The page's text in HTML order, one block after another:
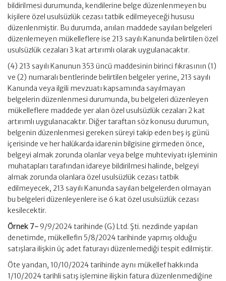
bildirilmesi durumunda, kendilerine belge düzenlenmeyen bu
kişilere özel usulsüzlük cezası tatbik edilmeyeceği hususu
düzenlenmiştir. Bu durumda, anılan maddede sayılan belgeleri
düzenlemeyen mükelleflere ise 213 sayılı Kanunda belirtilen özel
usulsüzlük cezaları 3 kat artırımlı olarak uygulanacaktır.
(4) 213 sayılı Kanunun 353 üncü maddesinin birinci fıkrasının (1)
ve (2) numaralı bentlerinde belirtilen belgeler yerine, 213 sayılı
Kanunda veya ilgili mevzuatı kapsamında sayılmayan
belgelerin düzenlenmesi durumunda, bu belgeleri düzenleyen
mükelleflere maddede yer alan özel usulsüzlük cezaları 2 kat
artırımlı uygulanacaktır. Diğer taraftan söz konusu durumun,
belgenin düzenlenmesi gereken süreyi takip eden beş iş günü
içerisinde ve her halükarda idarenin bilgisine girmeden önce,
belgeyi almak zorunda olanlar veya belge muhteviyatı işleminin
muhatapları tarafından idareye bildirilmesi halinde, belgeyi
almak zorunda olanlara özel usulsüzlük cezası tatbik
edilmeyecek, 213 sayılı Kanunda sayılan belgelerden olmayan
bu belgeleri düzenleyenlere ise 6 kat özel usulsüzlük cezası
kesilecektir.
Örnek 7-9/9/2024 tarihinde (G) Ltd. Şti. nezdinde yapılan
denetimde, mükellefin 5/8/2024 tarihinde yapmış olduğu
satışlara ilişkin üç adet faturayı düzenlemediği tespit edilmiştir.
Öte yandan, 10/10/2024 tarihinde aynı mükellef hakkında
1/10/2024 tarihli satış işlemine ilişkin fatura düzenlenmediğine